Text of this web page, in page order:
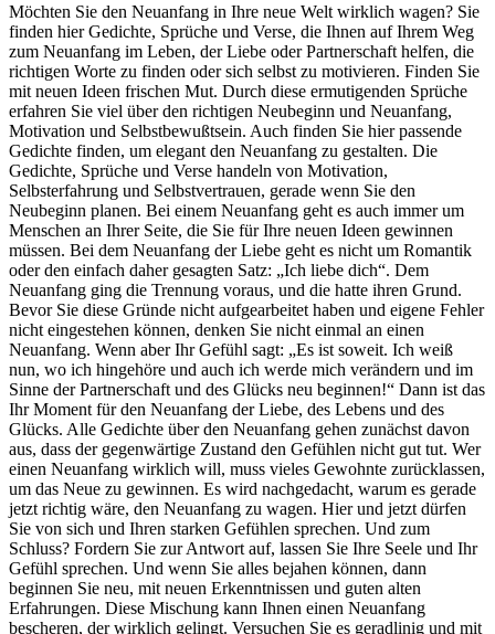
Möchten Sie den Neuanfang in Ihre neue Welt wirklich wagen? Sie
finden hier Gedichte, Sprüche und Verse, die Ihnen auf Ihrem Weg
zum Neuanfang im Leben, der Liebe oder Partnerschaft helfen, die
richtigen Worte zu finden oder sich selbst zu motivieren. Finden Sie
mit neuen Ideen frischen Mut. Durch diese ermutigenden Sprüche
erfahren Sie viel über den richtigen Neubeginn und Neuanfang,
Motivation und Selbstbewußtsein. Auch finden Sie hier passende
Gedichte finden, um elegant den Neuanfang zu gestalten. Die
Gedichte, Sprüche und Verse handeln von Motivation,
Selbsterfahrung und Selbstvertrauen, gerade wenn Sie den
Neubeginn planen. Bei einem Neuanfang geht es auch immer um
Menschen an Ihrer Seite, die Sie für Ihre neuen Ideen gewinnen
müssen. Bei dem Neuanfang der Liebe geht es nicht um Romantik
oder den einfach daher gesagten Satz: „Ich liebe dich“. Dem
Neuanfang ging die Trennung voraus, und die hatte ihren Grund.
Bevor Sie diese Gründe nicht aufgearbeitet haben und eigene Fehler
nicht eingestehen können, denken Sie nicht einmal an einen
Neuanfang. Wenn aber Ihr Gefühl sagt: „Es ist soweit. Ich weiß
nun, wo ich hingehöre und auch ich werde mich verändern und im
Sinne der Partnerschaft und des Glücks neu beginnen!“ Dann ist das
Ihr Moment für den Neuanfang der Liebe, des Lebens und des
Glücks. Alle Gedichte über den Neuanfang gehen zunächst davon
aus, dass der gegenwärtige Zustand den Gefühlen nicht gut tut. Wer
einen Neuanfang wirklich will, muss vieles Gewohnte zurücklassen,
um das Neue zu gewinnen. Es wird nachgedacht, warum es gerade
jetzt richtig wäre, den Neuanfang zu wagen. Hier und jetzt dürfen
Sie von sich und Ihren starken Gefühlen sprechen. Und zum
Schluss? Fordern Sie zur Antwort auf, lassen Sie Ihre Seele und Ihr
Gefühl sprechen. Und wenn Sie alles bejahen können, dann
beginnen Sie neu, mit neuen Erkenntnissen und guten alten
Erfahrungen. Diese Mischung kann Ihnen einen Neuanfang
bescheren, der wirklich gelingt. Versuchen Sie es geradlinig und mit